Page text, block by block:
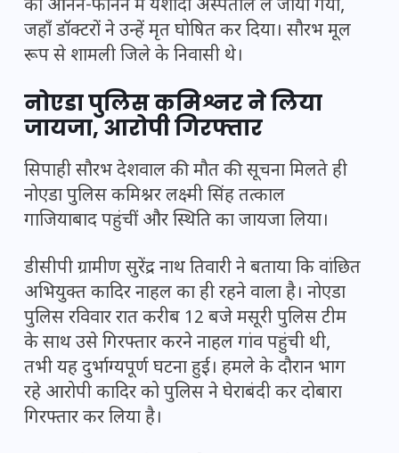
को आनन-फानन में यशोदा अस्पताल ले जाया गया,
जहाँ डॉक्टरों ने उन्हें मृत घोषित कर दिया। सौरभ मूल
रूप से शामली जिले के निवासी थे।
नोएडा पुलिस कमिश्नर ने लिया
जायजा, आरोपी गिरफ्तार
सिपाही सौरभ देशवाल की मौत की सूचना मिलते ही
नोएडा पुलिस कमिश्नर लक्ष्मी सिंह तत्काल
गाजियाबाद पहुंचीं और स्थिति का जायजा लिया।
डीसीपी ग्रामीण सुरेंद्र नाथ तिवारी ने बताया कि वांछित
अभियुक्त कादिर नाहल का ही रहने वाला है। नोएडा
पुलिस रविवार रात करीब 12 बजे मसूरी पुलिस टीम
के साथ उसे गिरफ्तार करने नाहल गांव पहुंची थी,
तभी यह दुर्भाग्यपूर्ण घटना हुई। हमले के दौरान भाग
रहे आरोपी कादिर को पुलिस ने घेराबंदी कर दोबारा
गिरफ्तार कर लिया है।